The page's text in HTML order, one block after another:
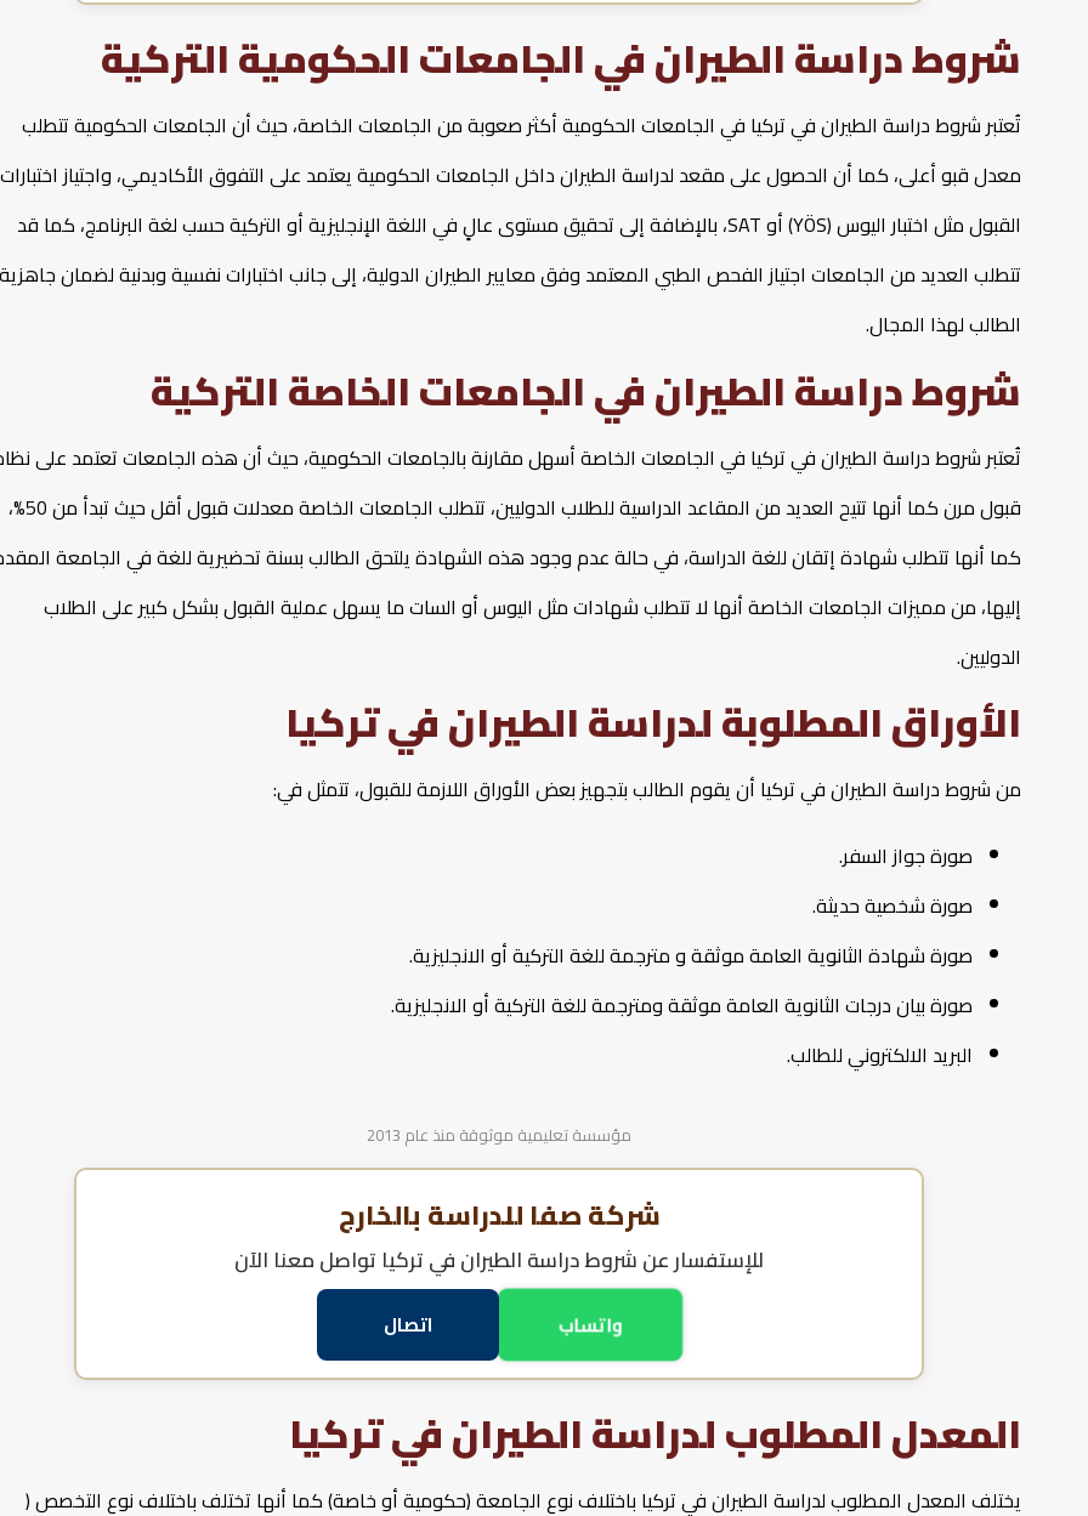
شروط دراسة الطيران في الجامعات الحكومية التركية
تُعتبر شروط دراسة الطيران في تركيا في الجامعات الحكومية أكثر صعوبة من الجامعات الخاصة، حيث أن الجامعات الحكومية تتطلب
معدل قبو أعلى، كما أن الحصول على مقعد لدراسة الطيران داخل الجامعات الحكومية يعتمد على التفوق الأكاديمي، واجتياز اختبارات
القبول مثل اختبار اليوس (YÖS) أو SAT، بالإضافة إلى تحقيق مستوى عالٍ في اللغة الإنجليزية أو التركية حسب لغة البرنامج، كما قد
تتطلب العديد من الجامعات اجتياز الفحص الطبي المعتمد وفق معايير الطيران الدولية، إلى جانب اختبارات نفسية وبدنية لضمان جاهزية
الطالب لهذا المجال.
شروط دراسة الطيران في الجامعات الخاصة التركية
تُعتبر شروط دراسة الطيران في تركيا في الجامعات الخاصة أسهل مقارنة بالجامعات الحكومية، حيث أن هذه الجامعات تعتمد على
قبول مرن كما أنها تتيح العديد من المقاعد الدراسية للطلاب الدوليين، تتطلب الجامعات الخاصة معدلات قبول أقل حيث تبدأ من 50%،
كما أنها تتطلب شهادة إتقان للغة الدراسة، في حالة عدم وجود هذه الشهادة يلتحق الطالب بسنة تحضيرية للغة في الجامعة
إليها، من مميزات الجامعات الخاصة أنها لا تتطلب شهادات مثل اليوس أو السات ما يسهل عملية القبول بشكل كبير على الطلاب
الدوليين.
الأوراق المطلوبة لدراسة الطيران في تركيا
من شروط دراسة الطيران في تركيا أن يقوم الطالب بتجهيز بعض الأوراق اللازمة للقبول، تتمثل في:
صورة جواز السفر.
صورة شخصية حديثة.
صورة شهادة الثانوية العامة موثقة و مترجمة للغة التركية أو الانجليزية.
صورة بيان درجات الثانوية العامة موثقة ومترجمة للغة التركية أو الانجليزية.
البريد الالكتروني للطالب.
مؤسسة تعليمية موثوقة منذ عام 2013
شركة صفا للدراسة بالخارج
للإستفسار عنشروط دراسة الطيران في تركيا تواصل معنا الآن
واتساب اتصال
المعدل المطلوب لدراسة الطيران في تركيا
يختلف المعدل المطلوب لدراسة الطيران في تركيا باختلاف نوع الجامعة (حكومية أو خاصة) كما أنها تختلف باختلاف نوع التخصص (